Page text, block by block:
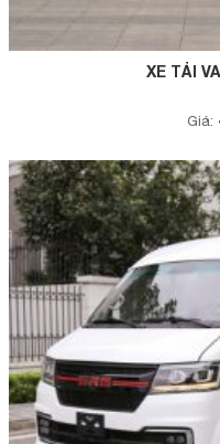
XE TẢI
Giá: